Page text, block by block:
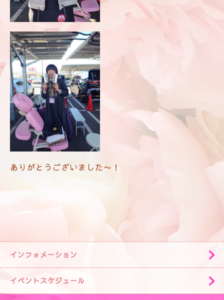
ありがとうございました〜！
インフォメーション
イベントスケジュール